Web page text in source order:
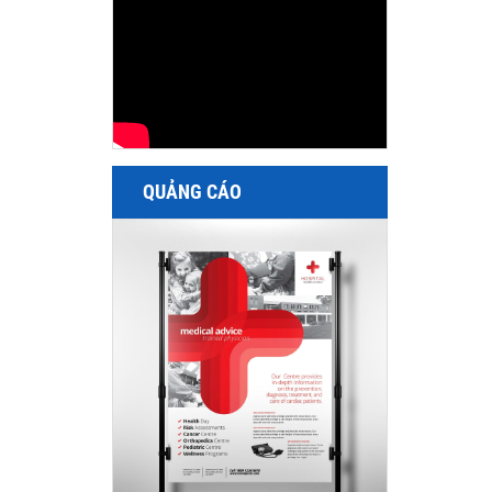
QUẢNG CÁO